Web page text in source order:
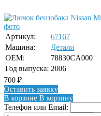
фото
Артикул:
67167
Машина:
Детали
OEM:
78830CA000
Год выпуска: 2006
700 ₽
Оставить заявку
В корзине В корзину
Телефон или Email: